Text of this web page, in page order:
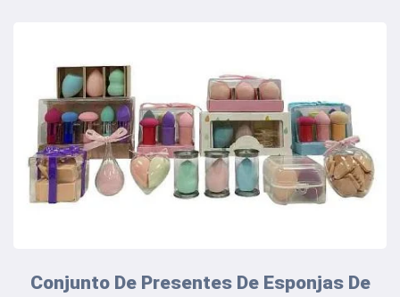
Conjunto De Presentes De Esponjas De